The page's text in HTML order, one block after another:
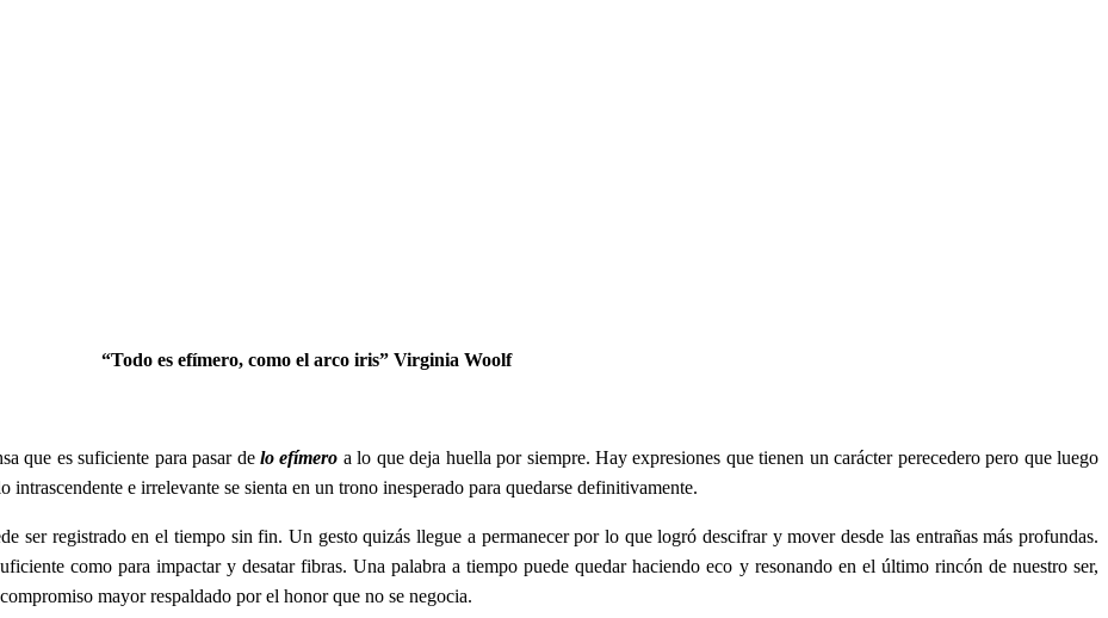
“Todo es efímero, como el arco iris” Virginia Woolf
que es suficiente para pasar de lo efímero a lo que deja huella por siempre. Hay expresiones que tienen un carácter perecedero pero que luego
e irrelevante se sienta en un trono inesperado para quedarse definitivamente.
ser registrado en el tiempo sin fin. Un gesto quizás llegue a permanecer por lo que logró descifrar y mover desde las entrañas más profundas.
como para impactar y desatar fibras. Una palabra a tiempo puede quedar haciendo eco y resonando en el último rincón de nuestro ser,
mayor respaldado por el honor que no se negocia.